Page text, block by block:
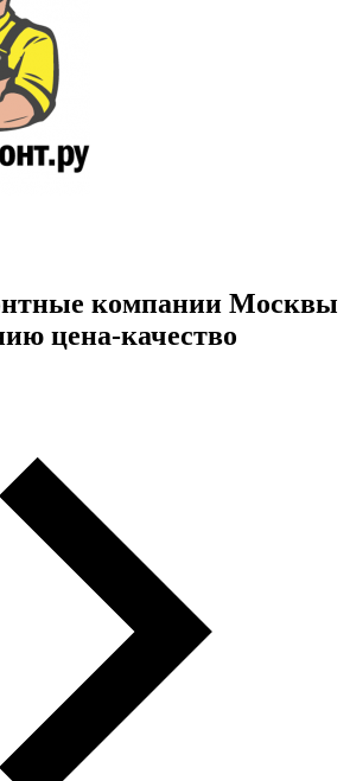
компании Москвы
цена-качество